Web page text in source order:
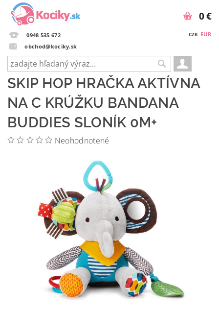
0948 535 672
obchod@kociky.sk
CZK EUR
0 €
SKIP HOP HRAČKA AKTÍVNA
NA C KRÚŽKU BANDANA
BUDDIES SLONÍK 0M+
Neohodnotené